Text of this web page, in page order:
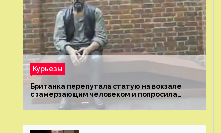
Курьезы
Британка перепутала статую на вокзале
с замерзающим человеком и попросила
о помощи